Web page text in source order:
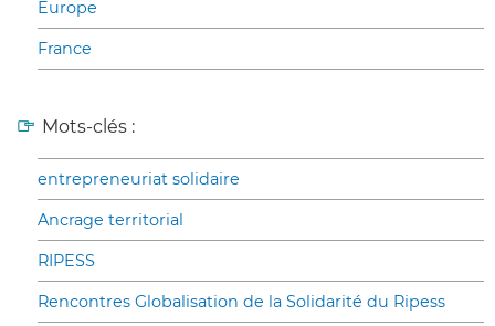
Europe
France
Mots-clés :
entrepreneuriat solidaire
Ancrage territorial
RIPESS
Rencontres Globalisation de la Solidarité du Ripess